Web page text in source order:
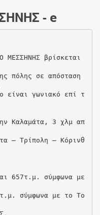
- e
ΜΕΣΣΗΝΗΣ βρίσκεται
πόλης σε απόσταση
είναι γωνιακό επί τ
Καλαμάτα, 3 χλμ απ
– Τρίπολη – Κόρινθ
657τ.μ. σύμφωνα με
σύμφωνα με το Το